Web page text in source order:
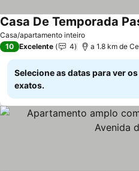
Casa/apartamento inteiro
Casa De Temporada
10 Excelente 4 a 1.8 km de
Selecione as datas para ver
exatos.